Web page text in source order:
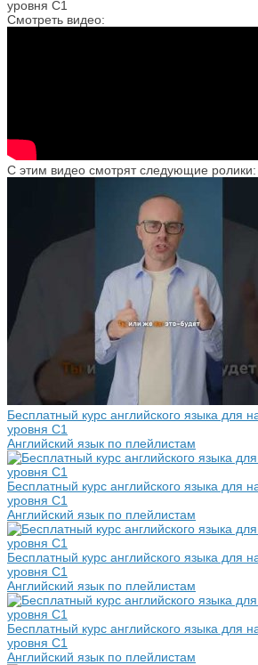
Смотреть видео:
С этим видео смотрят следующие ролики:
Бесплатный курс английского языка для
уровня С1
Английский язык по плейлистам
Бесплатный курс английского языка для
уровня С1
Английский язык по плейлистам
Бесплатный курс английского языка для
уровня С1
Английский язык по плейлистам
Бесплатный курс английского языка для
уровня С1
Английский язык по плейлистам